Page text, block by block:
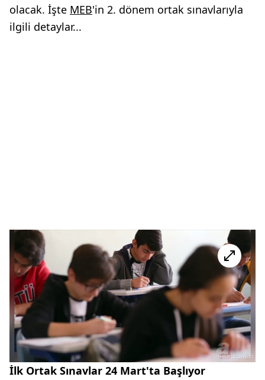
olacak. İşte MEB'in 2. dönem ortak sınavlarıyla
ilgili detaylar...
İlk Ortak Sınavlar 24 Mart'ta Başlıyor